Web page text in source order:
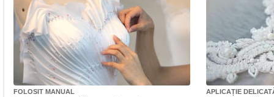
FOLOSIT MANUAL
APLICAȚIE